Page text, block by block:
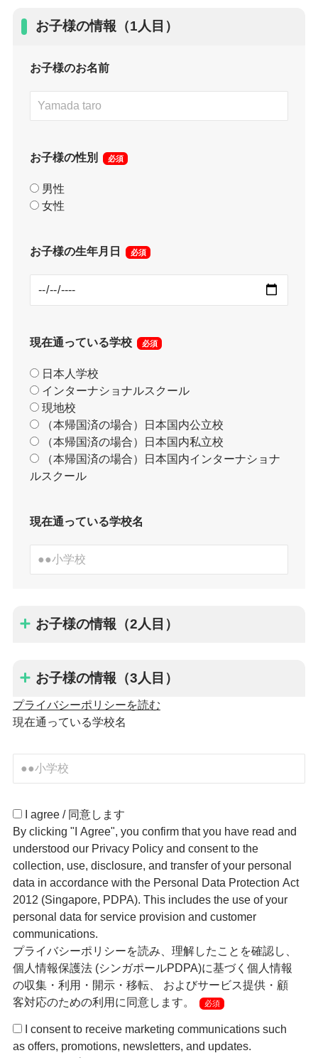
お子様の情報（1人目）
お子様のお名前
お子様の性別 必須
男性
女性
お子様の生年月日 必須
現在通っている学校 必須
日本人学校
インターナショナルスクール
現地校
（本帰国済の場合）日本国内公立校
（本帰国済の場合）日本国内私立校
（本帰国済の場合）日本国内インターナショナ
ルスクール
現在通っている学校名
お子様の情報（2人目）
お子様の情報（3人目）
プライバシーポリシーを読む
現在通っている学校名
I agree / 同意します
By clicking "I Agree", you confirm that you have read and
understood our Privacy Policy and consent to the
collection, use, disclosure, and transfer of your personal
data in accordance with the Personal Data Protection Act
2012 (Singapore, PDPA). This includes the use of your
personal data for service provision and customer
communications.
プライバシーポリシーを読み、理解したことを確認し、
個人情報保護法 (シンガポールPDPA)に基づく個人情報
の収集・利用・開示・移転、 およびサービス提供・顧
客対応のための利用に同意します。
必須
I consent to receive marketing communications such
as offers, promotions, newsletters, and updates.